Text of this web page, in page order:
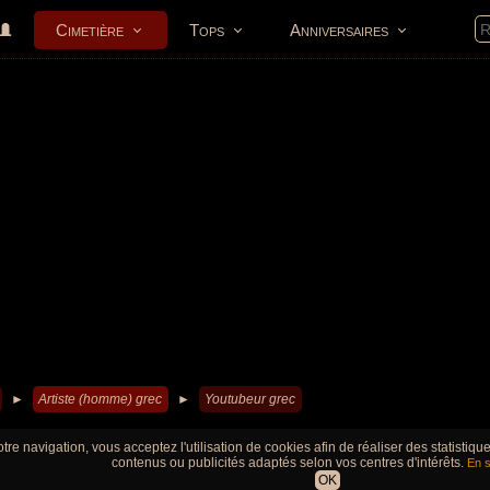
Cimetière Tops Anniversaires
► Artiste (homme) grec ► Youtubeur grec
navigation, vous acceptez l'utilisation de cookies afin de réaliser des
contenus ou publicités adaptés selon vos centres d'intérêts. En
OK